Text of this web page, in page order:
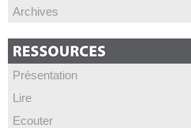
Archives
Présentation
Lire
Ecouter